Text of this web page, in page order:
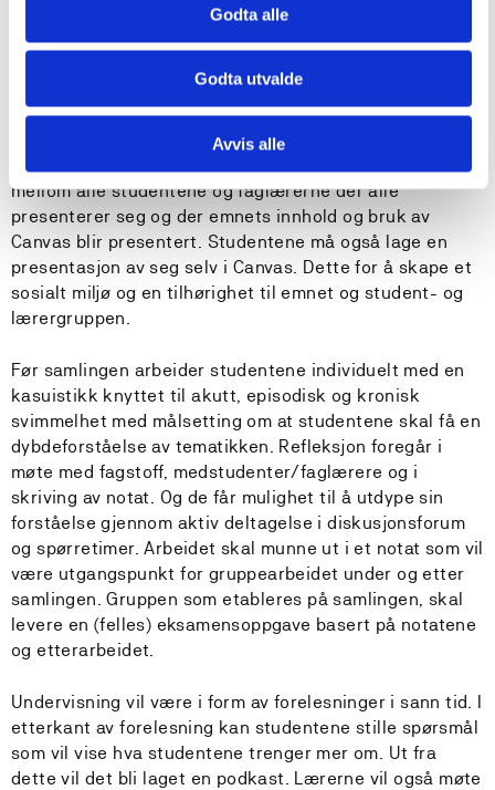
Godta alle
Godta utvalde
Avvis alle
gjennom individuelt arbeid, utarbeiding av notat,
deltagelse i diskusjonsforum og refleksjonsnotat
spørretimer/videosamlinger der studentene kan møte
faglærerne.
Ved oppstart av emnet vil det være et online møte
mellom alle studentene og faglærerne der alle
presenterer seg og der emnets innhold og bruk av
Canvas blir presentert. Studentene må også lage en
presentasjon av seg selv i Canvas. Dette for å skape et
sosialt miljø og en tilhørighet til emnet og student- og
lærergruppen.
Før samlingen arbeider studentene individuelt med en
kasuistikk knyttet til akutt, episodisk og kronisk
svimmelhet med målsetting om at studentene skal få en
dybdeforståelse av tematikken. Refleksjon foregår i
møte med fagstoff, medstudenter/faglærere og i
skriving av notat. Og de får mulighet til å utdype sin
forståelse gjennom aktiv deltagelse i diskusjonsforum
og spørretimer. Arbeidet skal munne ut i et notat som vil
være utgangspunkt for gruppearbeidet under og etter
samlingen. Gruppen som etableres på samlingen, skal
levere en (felles) eksamensoppgave basert på notatene
og etterarbeidet.
Undervisning vil være i form av forelesninger i sann tid. I
etterkant av forelesning kan studentene stille spørsmål
som vil vise hva studentene trenger mer om. Ut fra
dette vil det bli laget en podkast. Lærerne vil også møte